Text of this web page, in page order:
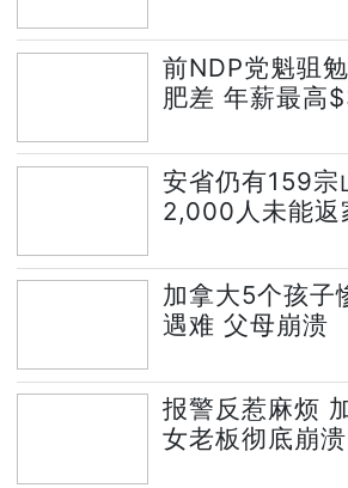
前NDP党魁驵
肥差 年薪最高
安省仍有159宗
2,000人未能返
加拿大5个孩子
遇难 父母崩溃
报警反惹麻烦
女老板彻底崩溃